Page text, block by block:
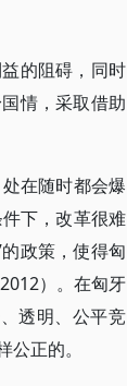
的阻碍，同时
情，采取借助
在随时都会爆
下，改革很难
政策，使得匈
）。在匈牙
透明、公平竞
正的。